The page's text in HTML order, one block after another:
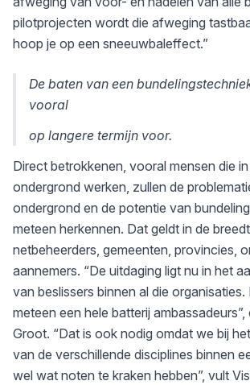
pilotprojecten wordt die afweging
hoop je op een sneeuwbaleffect.”
De baten van een
vooral
op langere termijn voor.
Direct betrokkenen, vooral mensen die
ondergrond werken, zullen de
ondergrond en de potentie van
meteen herkennen. Dat geldt in de
netbeheerders, gemeenten, provincies,
aannemers. “De uitdaging ligt nu in het
van beslissers binnen al die
meteen een hele batterij
Groot. “Dat is ook nodig omdat we bij
van de verschillende disciplines binnen
wel wat noten te kraken hebben”, vult